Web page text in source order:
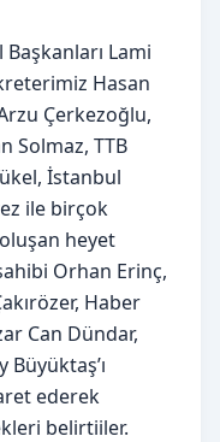
Lami
Hasan
Çerkezoğlu,
Solmaz, TTB
İstanbul
ile birçok
heyet
Orhan Erinç,
Haber
Can Dündar,
ederek
belirtiiler.